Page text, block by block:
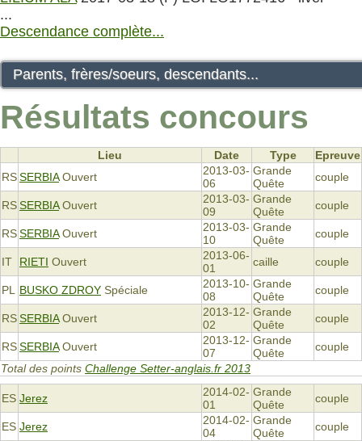
...
Descendance complète...
Parents, frères/soeurs, descendants...
Résultats concours
Lieu Date Type
Epreuve
RSSERBIAOuvert
2013-03-
06
Grande
Quête
couple
RSSERBIAOuvert
2013-03-
09
Grande
Quête
couple
RSSERBIAOuvert
2013-03-
10
Grande
Quête
couple
IT RIETI Ouvert
2013-06-
01
caille couple
PL BUSKO ZDROY Spéciale
2013-10-
08
Grande
Quête
couple
RSSERBIAOuvert
2013-12-
02
Grande
Quête
couple
RSSERBIAOuvert
2013-12-
07
Grande
Quête
couple
Total des points Challenge Setter-anglais.fr 2013
ES Jerez
2014-02-
01
Grande
Quête
couple
ES Jerez
2014-02-
04
Grande
Quête
couple